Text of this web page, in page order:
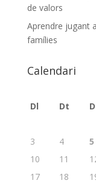
de valors
Aprendre jugant
famílies
Calendari
Dl Dt
3
4 5
10
11
17
18